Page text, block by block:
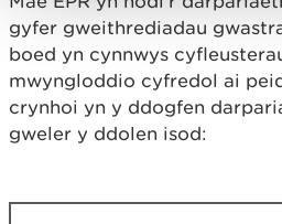
gyfer gweithrediadau
boed yn cynnwys
mwyngloddio cyfredol ai
crynhoi yn y ddogfen
gweler y ddolen isod: